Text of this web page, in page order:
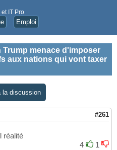
IT Pro
Emploi
Trump menace d'imposer
aux nations qui vont taxer
la discussion
#261
réalité
4
1